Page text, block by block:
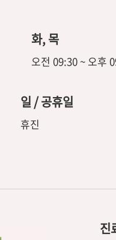
화, 목
오전 09:30 ~ 오후
일 / 공휴일
휴진
진